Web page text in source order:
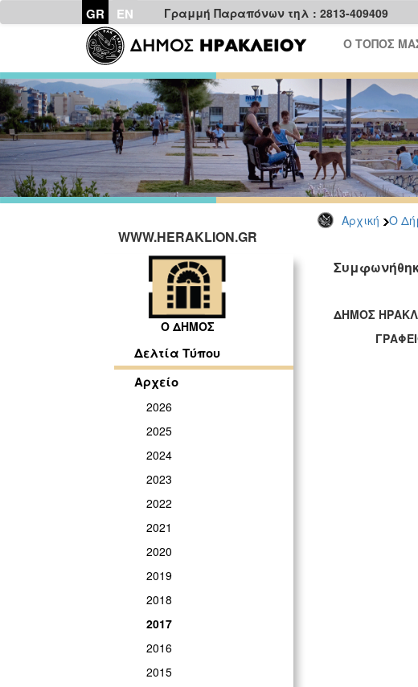
GR EN Γραμμή Παραπόνων τηλ : 2813-409409
Ο ΤΟΠΟΣ
Αρχική Ο
WWW.HERAKLION.GR
Ο ΔΗΜΟΣ
Δελτία Τύπου
Αρχείο
2026
2025
2024
2023
2022
2021
2020
2019
2018
2017
2016
2015
ΔΗΜΟΣ
ΓΡΑΦΕΙΟ